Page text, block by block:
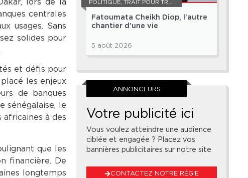
centrales
usages. Sans
solides pour
et défis pour
les enjeux
de banques
sénégalaise, le
africaines à des
que les
financière. De
longtemps
POLITIQUE, TRAIT POUR TRAIT
Fatoumata Cheikh Diop, l’autre
chantier d’une vie
5 août 2026
ANNONCEURS
Votre publicité ici
Vous voulez atteindre une audience
ciblée et engagée ? Placez vos
bannières publicitaires sur notre site
CONTACTEZ NOTRE RÉGIE